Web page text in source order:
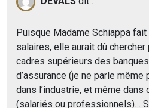
Puisque Madame Schiappa
salaires, elle aurait dû
cadres supérieurs des
d’assurance (je ne parle même
dans l’industrie, et même
(salariés ou professionnels)…